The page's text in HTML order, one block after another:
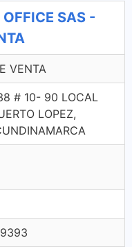
OFFICE SAS -
VENTA
# 10- 90 LOCAL
LOPEZ,